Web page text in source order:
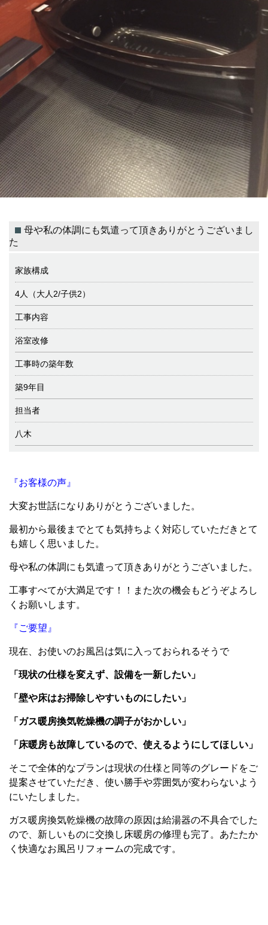
母や私の体調にも気遣って頂きありがとうございまし
た
家族構成
4人（大人2/子供2）
工事内容
浴室改修
工事時の築年数
築9年目
担当者
八木
『お客様の声』
大変お世話になりありがとうございました。
最初から最後までとても気持ちよく対応していただきとて
も嬉しく思いました。
母や私の体調にも気遣って頂きありがとうございました。
工事すべてが大満足です！！また次の機会もどうぞよろし
くお願いします。
『ご要望』
現在、お使いのお風呂は気に入っておられるそうで
「現状の仕様を変えず、設備を一新したい」
「壁や床はお掃除しやすいものにしたい」
「ガス暖房換気乾燥機の調子がおかしい」
「床暖房も故障しているので、使えるようにしてほしい」
そこで全体的なプランは現状の仕様と同等のグレードをご
提案させていただき、使い勝手や雰囲気が変わらないよう
にいたしました。
ガス暖房換気乾燥機の故障の原因は給湯器の不具合でした
ので、新しいものに交換し床暖房の修理も完了。あたたか
く快適なお風呂リフォームの完成です。